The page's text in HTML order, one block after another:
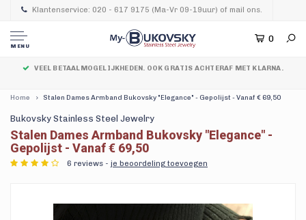
Klantenservice: 020 - 617 9175 (Ma-Vr 09-19uur) of mail ons.
MENU
0
VEEL BETAALMOGELIJKHEDEN. OOK GRATIS ACHTERAF MET KLARNA.
Home Stalen Dames Armband Bukovsky "Elegance" - Gepolijst - Vanaf € 69,50
Bukovsky Stainless Steel Jewelry
Stalen Dames Armband Bukovsky "Elegance" -
Gepolijst - Vanaf € 69,50
6 reviews - je beoordeling toevoegen